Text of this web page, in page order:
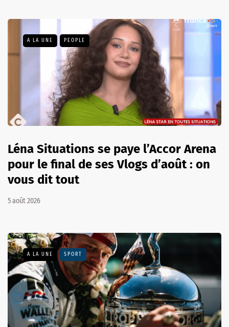
A LA UNE PEOPLE
Léna Situations se paye l’Accor Arena
pour le final de ses Vlogs d’août : on
vous dit tout
5 août 2026
A LA UNE SPORT